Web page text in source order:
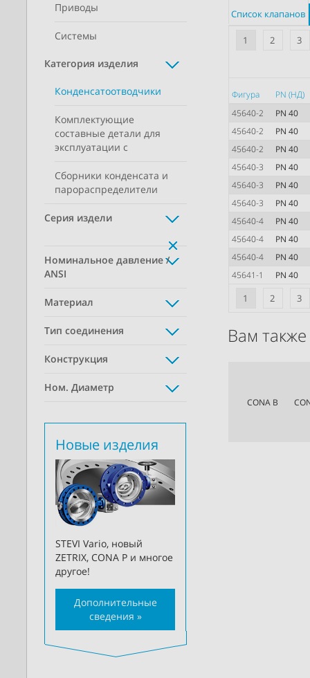
Список клапанов
1 2 3
Фигура PN (НД)
1 2 3
45640-2
PN 40
45640-2
PN 40
45640-2
PN 40
45640-3
PN 40
45640-3
PN 40
45640-3
PN 40
45640-4
PN 40
45640-4
PN 40
45640-4
PN 40
45641-1
PN 40
Вам
CONA B
Приводы
Системы
Категория изделия
Конденсатоотводчики
Комплектующие
составные детали для
эксплуатации с
Сборники конденсата и
парораспределители
Серия издели
Номинальное давление /
ANSI
Материал
Тип соединения
Конструкция
Ном. Диаметр
Новые изделия
STEVI Vario, новый
ZETRIX, CONA P и многое
другое!
Дополнительные
сведения »